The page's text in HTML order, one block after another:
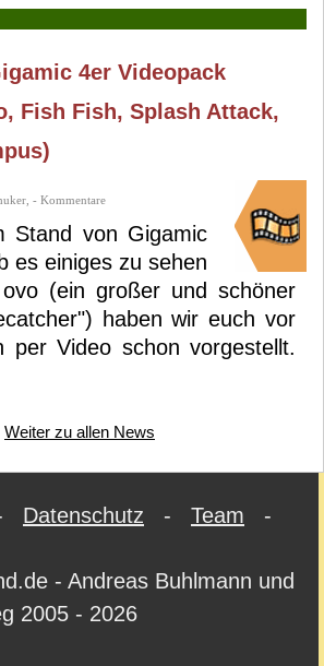
4er Videopack
Fish Fish, Splash Attack,
- Kommentare
Stand von Gigamic
es einiges zu sehen
(ein großer und schöner
haben wir euch vor
per Video schon vorgestellt.
Weiter zu allen News
Datenschutz - Team -
- Andreas Buhlmann und
2005 - 2026